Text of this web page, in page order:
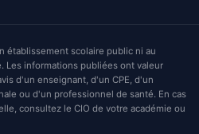
établissement scolaire public ni au
Les informations publiées ont valeur
d'un enseignant, d'un CPE, d'un
ou d'un professionnel de santé. En cas
consultez le CIO de votre académie ou